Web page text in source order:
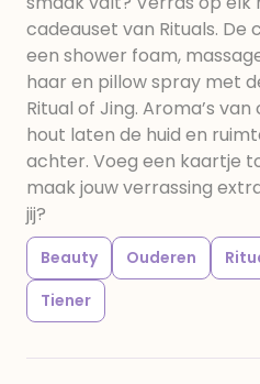
cadeauset van Rituals.
een shower foam,
haar en pillow spray met
Ritual of Jing. Aroma’s
hout laten de huid en
achter. Voeg een kaartje
maak jouw verrassing
jij?
Beauty Ouderen
Tiener